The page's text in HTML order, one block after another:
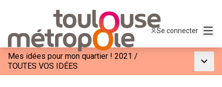
Se connecter
Mes idées pour mon quartier ! 2021 /
TOUTES VOS IDÉES